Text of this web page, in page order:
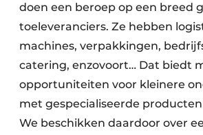
doen een beroep op een breed
toeleveranciers. Ze hebben
machines, verpakkingen,
catering, enzovoort… Dat biedt
opportuniteiten voor kleinere
met gespecialiseerde
We beschikken daardoor over